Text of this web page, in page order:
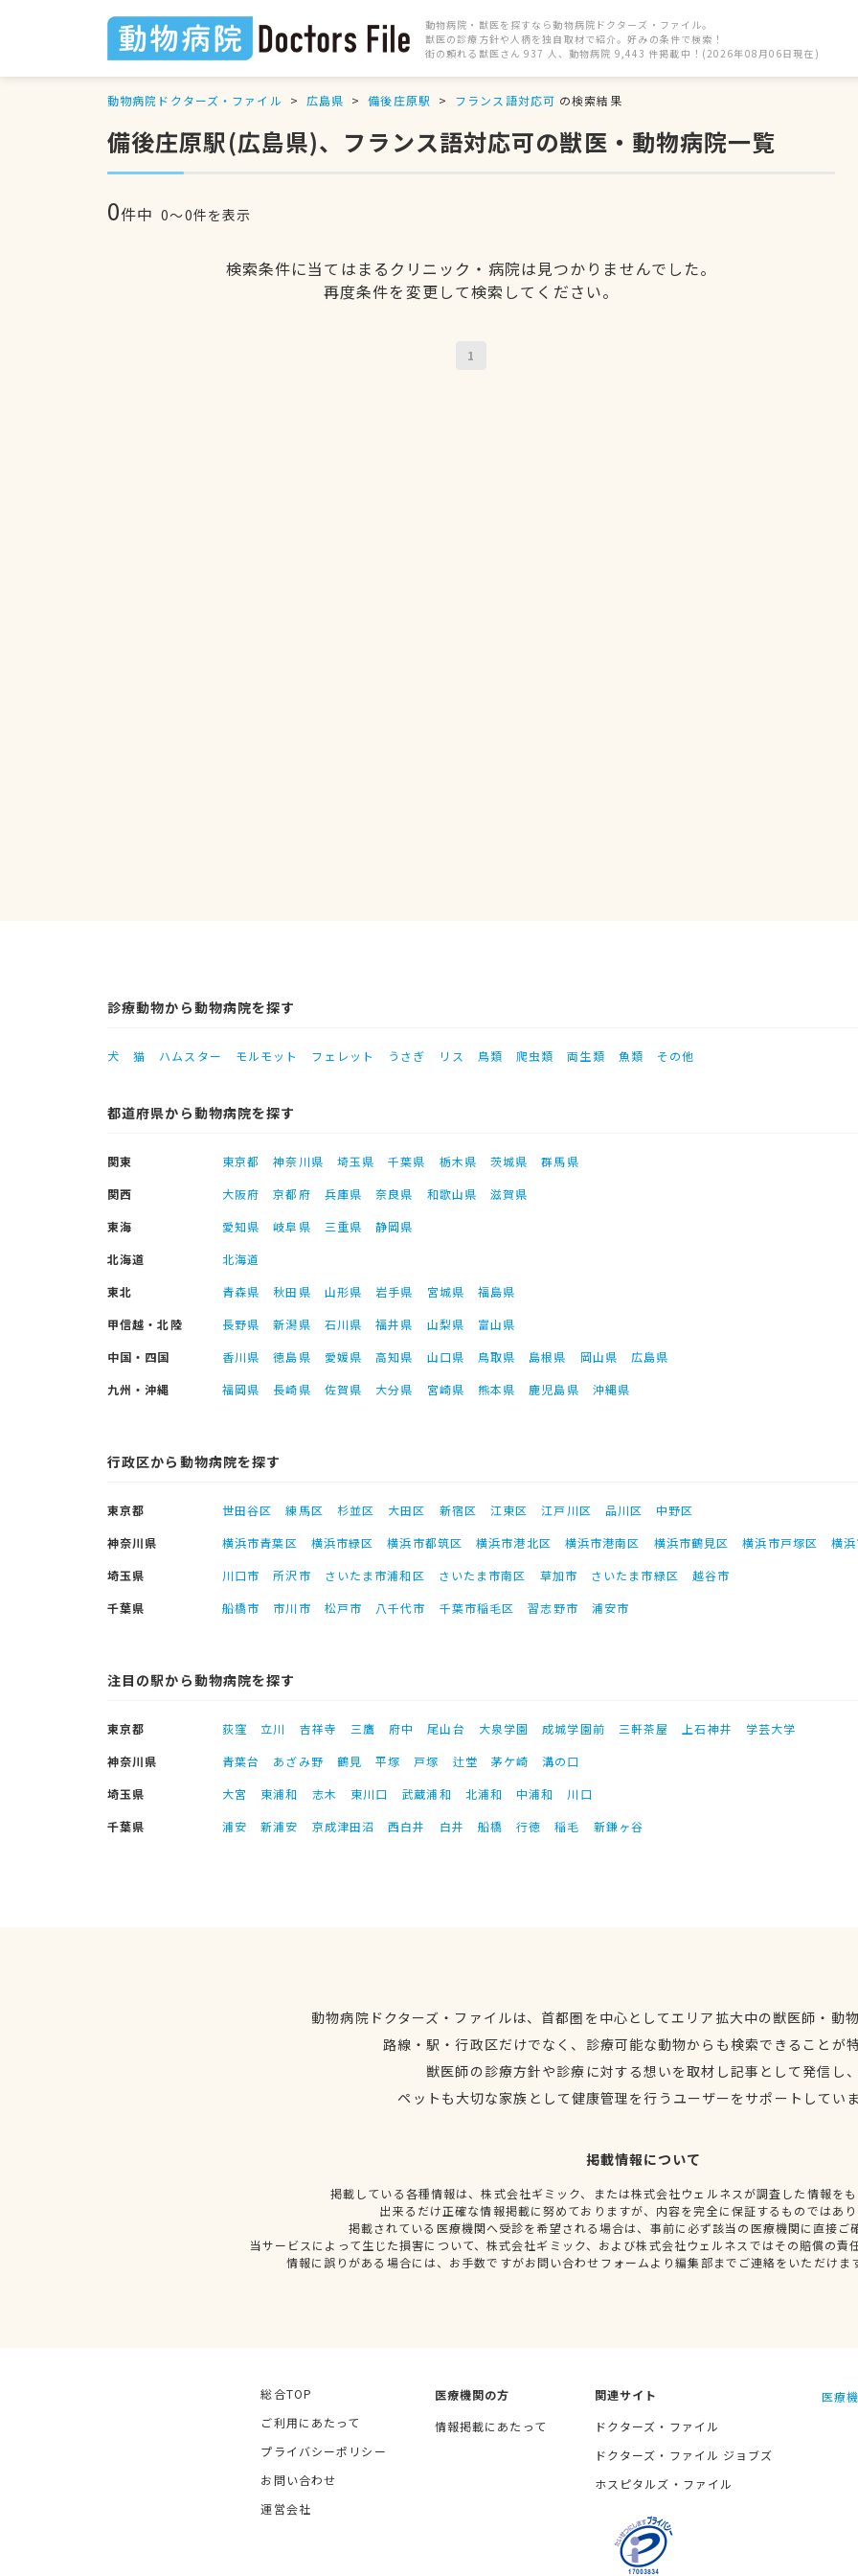
動物病院・獣医を探すなら動物病院ドクターズ・ファイル。
獣医の診療方針や人柄を独自取材で紹介。好みの条件で検索！
街の頼れる獣医さん 937 人、動物病院 9,443 件掲載中！(2026年08月06日現在)
動物病院ドクターズ・ファイル 広島県 備後庄原駅 フランス語対応可 の検索結果
備後庄原駅(広島県)、フランス語対応可の獣医・動物病院一覧
0件中 0〜0件を表示
検索条件に当てはまるクリニック・病院は見つかりませんでした。
再度条件を変更して検索してください。
1
診療動物から動物病院を探す
犬 猫 ハムスター モルモット フェレット うさぎ リス 鳥類 爬虫類 両生類 魚類 その他
都道府県から動物病院を探す
関東 東京都 神奈川県 埼玉県 千葉県 栃木県 茨城県
群馬県
関西
大阪府 京都府 兵庫県 奈良県 和歌山県
滋賀県
東海
愛知県 岐阜県 三重県
静岡県
北海道
北海道
東北
青森県 秋田県 山形県 岩手県 宮城県
福島県
甲信越・北陸
長野県 新潟県 石川県 福井県 山梨県
富山県
中国・四国
香川県 徳島県 愛媛県 高知県 山口県 鳥取県 島根県 岡山県
広島県
九州・沖縄
福岡県 長崎県 佐賀県 大分県 宮崎県 熊本県 鹿児島県 沖縄県
行政区から動物病院を探す
東京都 世田谷区 練馬区 杉並区 大田区 新宿区 江東区 江戸川区 品川区
中野区
神奈川県
横浜市青葉区 横浜市緑区 横浜市都筑区 横浜市港北区 横浜市港南区 横浜市鶴見区 横浜市戸塚区
横
埼玉県
川口市 所沢市 さいたま市浦和区 さいたま市南区 草加市 さいたま市緑区
越谷市
千葉県
船橋市 市川市 松戸市 八千代市 千葉市稲毛区 習志野市 浦安市
注目の駅から動物病院を探す
東京都 荻窪 立川 吉祥寺 三鷹 府中 尾山台 大泉学園 成城学園前 三軒茶屋 上石神井
学芸大学
神奈川県
青葉台 あざみ野 鶴見 平塚 戸塚 辻堂 茅ケ崎
溝の口
埼玉県
大宮 東浦和 志木 東川口 武蔵浦和 北浦和 中浦和
川口
千葉県
浦安 新浦安 京成津田沼 西白井 白井 船橋 行徳 稲毛 新鎌ヶ谷
動物病院ドクターズ・ファイルは、首都圏を中心としてエリア拡大中の獣医師・動
路線・駅・行政区だけでなく、診療可能な動物からも検索できることが
獣医師の診療方針や診療に対する想いを取材し記事として発信し
ペットも大切な家族として健康管理を行うユーザーをサポートしてい
掲載情報について
掲載している各種情報は、株式会社ギミック、または株式会社ウェルネスが調査した情報を
出来るだけ正確な情報掲載に努めておりますが、内容を完全に保証するものではあ
掲載されている医療機関へ受診を希望される場合は、事前に必ず該当の医療機関に直接ご
当サービスによって生じた損害について、株式会社ギミック、および株式会社ウェルネスではその賠償の責
情報に誤りがある場合には、お手数ですがお問い合わせフォームより編集部までご連絡をいただけま
総合TOP
ご利用にあたって
プライバシーポリシー
お問い合わせ
運営会社
医療機関の方
情報掲載にあたって
関連サイト
ドクターズ・ファイル
ドクターズ・ファイル ジョブズ
ホスピタルズ・ファイル
医療